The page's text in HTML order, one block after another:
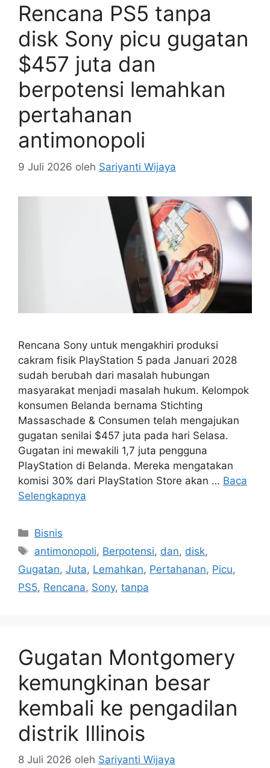
Rencana PS5 tanpa
disk Sony picu gugatan
$457 juta dan
berpotensi lemahkan
pertahanan
antimonopoli
9 Juli 2026 oleh Sariyanti Wijaya
Rencana Sony untuk mengakhiri produksi
cakram fisik PlayStation 5 pada Januari 2028
sudah berubah dari masalah hubungan
masyarakat menjadi masalah hukum. Kelompok
konsumen Belanda bernama Stichting
Massaschade & Consumen telah mengajukan
gugatan senilai $457 juta pada hari Selasa.
Gugatan ini mewakili 1,7 juta pengguna
PlayStation di Belanda. Mereka mengatakan
komisi 30% dari PlayStation Store akan … Baca
Selengkapnya
Kategori
Bisnis
Tag
antimonopoli, Berpotensi, dan, disk,
Gugatan, Juta, Lemahkan, Pertahanan, Picu,
PS5, Rencana, Sony, tanpa
Gugatan Montgomery
kemungkinan besar
kembali ke pengadilan
distrik Illinois
8 Juli 2026 oleh Sariyanti Wijaya